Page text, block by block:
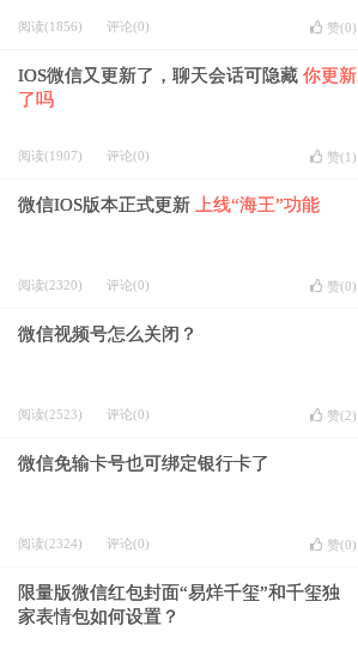
阅读(1856) 评论(0) 赞(0)
IOS微信又更新了，聊天会话可隐藏 你更新
了吗
阅读(1907) 评论(0) 赞(1 )
微信IOS版本正式更新 上线“海王”功能
阅读(2320) 评论(0) 赞(0)
微信视频号怎么关闭？
阅读(2523) 评论(0) 赞(2)
微信免输卡号也可绑定银行卡了
阅读(2324) 评论(0) 赞(0)
限量版微信红包封面“易烊千玺”和千玺独
家表情包如何设置？